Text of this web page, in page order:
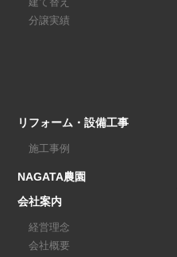
分譲実績
リフォーム・設備工事
施工事例
NAGATA農園
会社案内
経営理念
会社概要